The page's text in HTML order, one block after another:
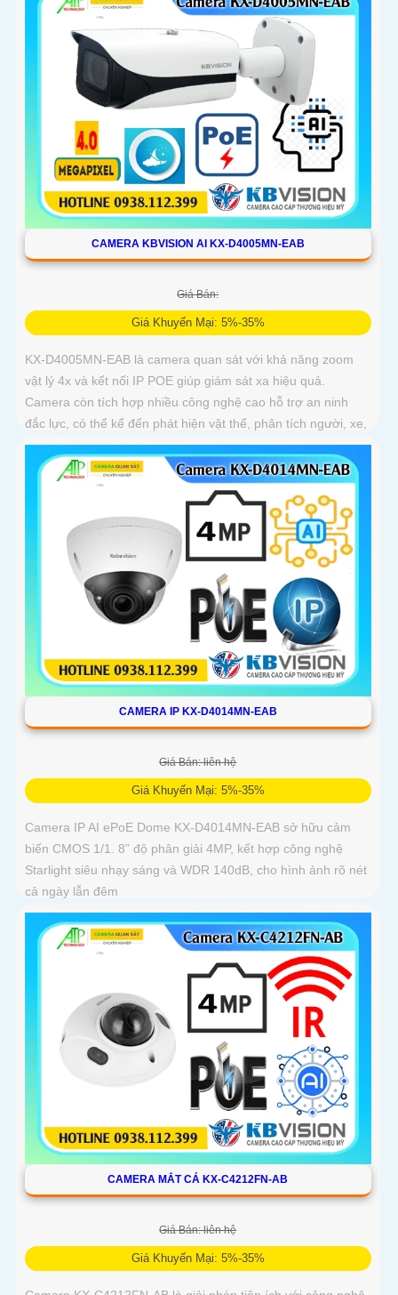
CAMERA KBVISION AI KX-D4005MN-EAB
Giá Bán:
Giá Khuyến Mại: 5%-35%
KX-D4005MN-EAB là camera quan sát với khả năng zoom
vật lý 4x và kết nối IP POE giúp giám sát xa hiệu quả.
Camera còn tích hợp nhiều công nghệ cao hỗ trợ an ninh
đắc lực, có thể kể đến phát hiện vật thể, phân tích người, xe,
biển số, SMD3
CAMERA IP KX-D4014MN-EAB
Giá Bán: liên hệ
Giá Khuyến Mại: 5%-35%
Camera IP AI ePoE Dome KX-D4014MN-EAB sở hữu cảm
biến CMOS 1/1. 8” độ phân giải 4MP, kết hợp công nghệ
Starlight siêu nhạy sáng và WDR 140dB, cho hình ảnh rõ nét
cả ngày lẫn đêm
CAMERA MẮT CÁ KX-C4212FN-AB
Giá Bán: liên hệ
Giá Khuyến Mại: 5%-35%